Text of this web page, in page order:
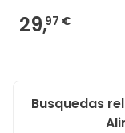
29,97 €
Busquedas